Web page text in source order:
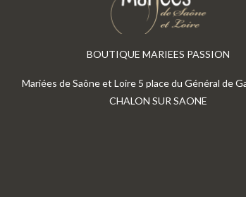
BOUTIQUE MARIEES PASSION
Mariées de Saône et Loire 5 place du Général de
CHALON SUR SAONE